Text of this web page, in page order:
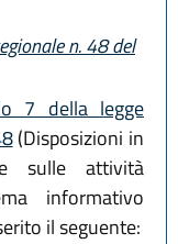
n. 48 del
7 della legge
(Disposizioni in
sulle attività
informativo
il seguente: